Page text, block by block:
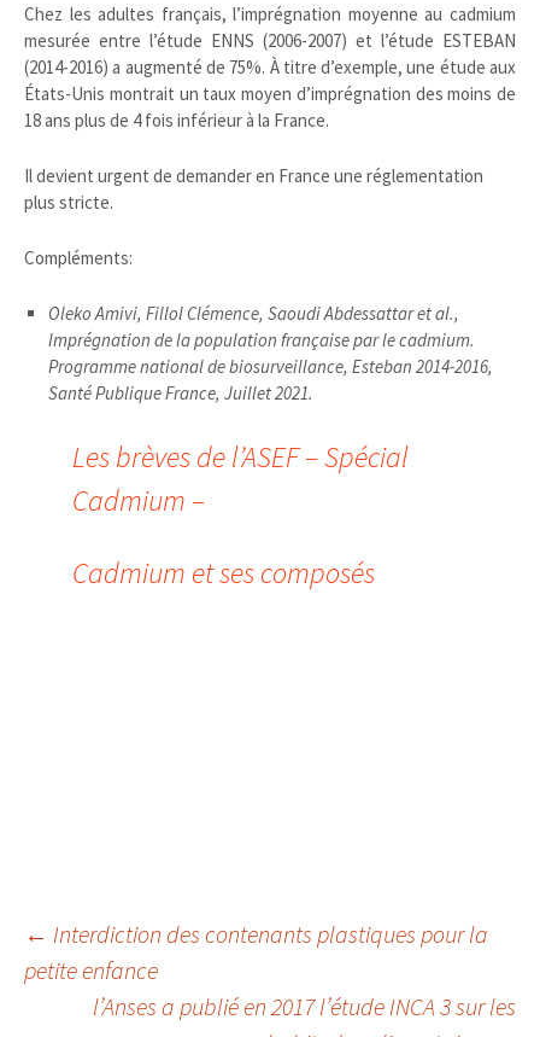
Chez les adultes français, l’imprégnation moyenne au cadmium
mesurée entre l’étude ENNS (2006-2007) et l’étude ESTEBAN
(2014-2016) a augmenté de 75%. À titre d’exemple, une étude aux
États-Unis montrait un taux moyen d’imprégnation des moins de
18 ans plus de 4 fois inférieur à la France.
Il devient urgent de demander en France une réglementation
plus stricte.
Compléments:
Oleko Amivi, Fillol Clémence, Saoudi Abdessattar et al.,
Imprégnation de la population française par le cadmium.
Programme national de biosurveillance, Esteban 2014-2016,
Santé Publique France, Juillet 2021.
Les brèves de l’ASEF – Spécial
Cadmium –
Cadmium et ses composés
Navigation
← Interdiction des contenants plastiques pour la
petite enfance
l’Anses a publié en 2017 l’étude INCA 3 sur les